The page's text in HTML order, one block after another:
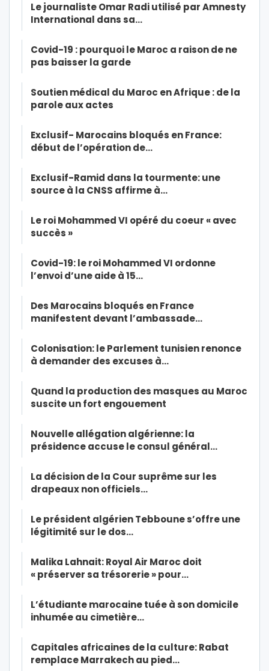
Le journaliste Omar Radi utilisé par Amnesty
International dans sa…
Covid-19 : pourquoi le Maroc a raison de ne
pas baisser la garde
Soutien médical du Maroc en Afrique : de la
parole aux actes
Exclusif- Marocains bloqués en France:
début de l’opération de…
Exclusif-Ramid dans la tourmente: une
source à la CNSS affirme à…
Le roi Mohammed VI opéré du coeur « avec
succès »
Covid-19: le roi Mohammed VI ordonne
l’envoi d’une aide à 15…
Des Marocains bloqués en France
manifestent devant l’ambassade…
Colonisation: le Parlement tunisien renonce
à demander des excuses à…
Quand la production des masques au Maroc
suscite un fort engouement
Nouvelle allégation algérienne: la
présidence accuse le consul général…
La décision de la Cour suprême sur les
drapeaux non officiels…
Le président algérien Tebboune s’offre une
légitimité sur le dos…
Malika Lahnait: Royal Air Maroc doit
« préserver sa trésorerie » pour…
L’étudiante marocaine tuée à son domicile
inhumée au cimetière…
Capitales africaines de la culture: Rabat
remplace Marrakech au pied…